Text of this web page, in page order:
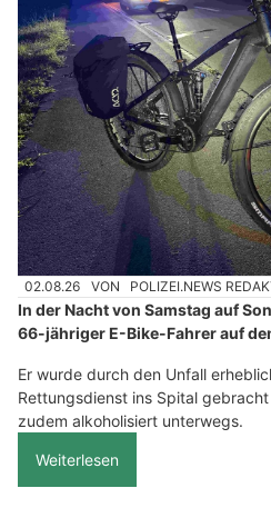
02.08.26 VON POLIZEI.NEWS
In der Nacht von Samstag auf
66-jähriger E-Bike-Fahrer auf
Er wurde durch den Unfall
Rettungsdienst ins Spital
zudem alkoholisiert unterwegs.
Weiterlesen